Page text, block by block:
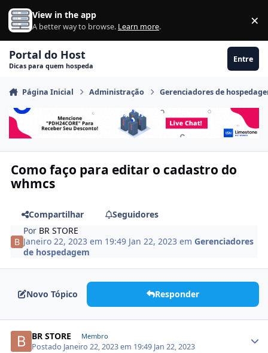
Ir para conteúdo
View in the app
A better way to browse. Learn more. ×
Portal do Host
Dicas para quem hospeda
Entre
Página Inicial Administração Gerenciadores de
Como faço para editar o cadastro do
whmcs
Compartilhar
Seguidores
Por BR STORE
Janeiro 22, 2023 em 19:49 Jan 22, 2023 emGerenciadores
de hospedagem
Novo Tópico Responder
BR STORE Membro
Postado Janeiro 22, 2023 em 19:49 Jan 22, 2023